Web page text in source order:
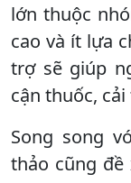
lớn thuộc
cao và ít lựa
trợ sẽ giúp
cận thuốc,
Song song
thảo cũng